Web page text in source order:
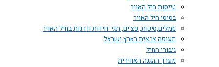
טייסות חיל האויר
בסיסי חיל האויר
סמלים,סיכות, פצ'ים, תגי יחידות ודרגות בחיל האויר
תעופה צבאית בארץ ישראל
גיבורי החיל
מערך ההגנה האווירית